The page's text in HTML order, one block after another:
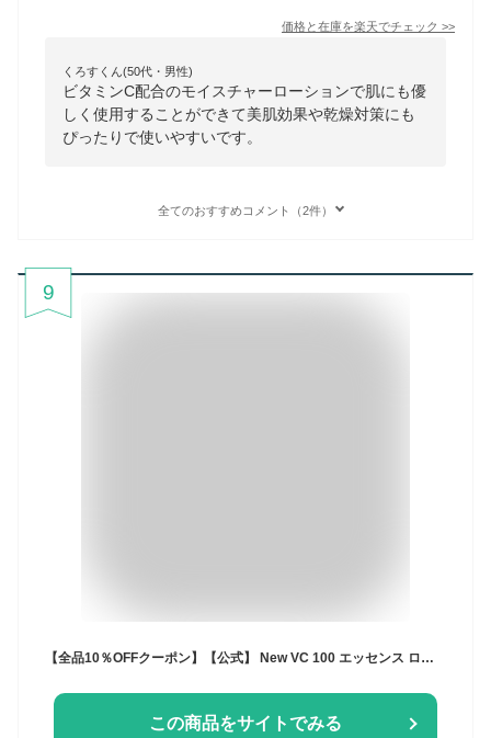
価格と在庫を楽天でチェック >>
くろすくん(50代・男性)
ビタミンC配合のモイスチャーローションで肌にも優
しく使用することができて美肌効果や乾燥対策にも
ぴったりで使いやすいです。
全てのおすすめコメント（2件）
9
【全品10％OFFクーポン】【公式】 New VC 100 エッセンス ローション EX V 150mL [ ビタミンC 化粧水 ] 高保湿 紫外線 美容液 毛穴 敏感 ナイアシンアミド プレゼント 人気ランキング ギフト メンズ スキンケア メンズコスメ ドクターシーラボ
この商品をサイトでみる